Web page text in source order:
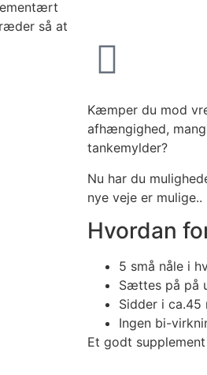
så at
Kæmper du mod
afhængighed,
tankemylder?
Nu har du
nye veje er mulige..
Hvordan
5 små nåle i
Sættes på på
Sidder i
Ingen bi-
Et godt